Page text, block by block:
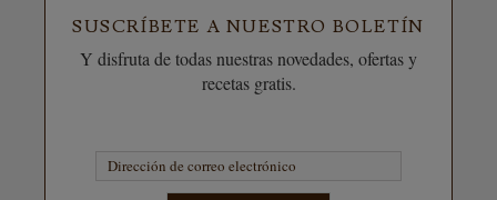
SUSCRÍBETE A NUESTRO BOLETÍN
Y disfruta de todas nuestras novedades, ofertas y
recetas gratis.